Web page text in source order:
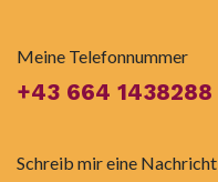
Meine Telefonnummer
+43 664 1438288
Schreib mir eine Nachricht